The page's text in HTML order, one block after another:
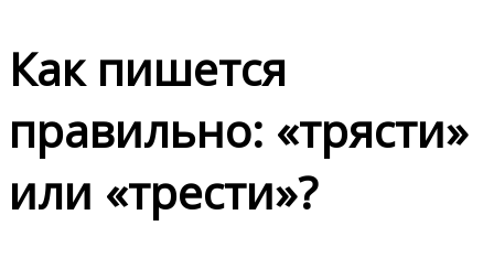
Как пишется
правильно: «трясти»
или «трести»?